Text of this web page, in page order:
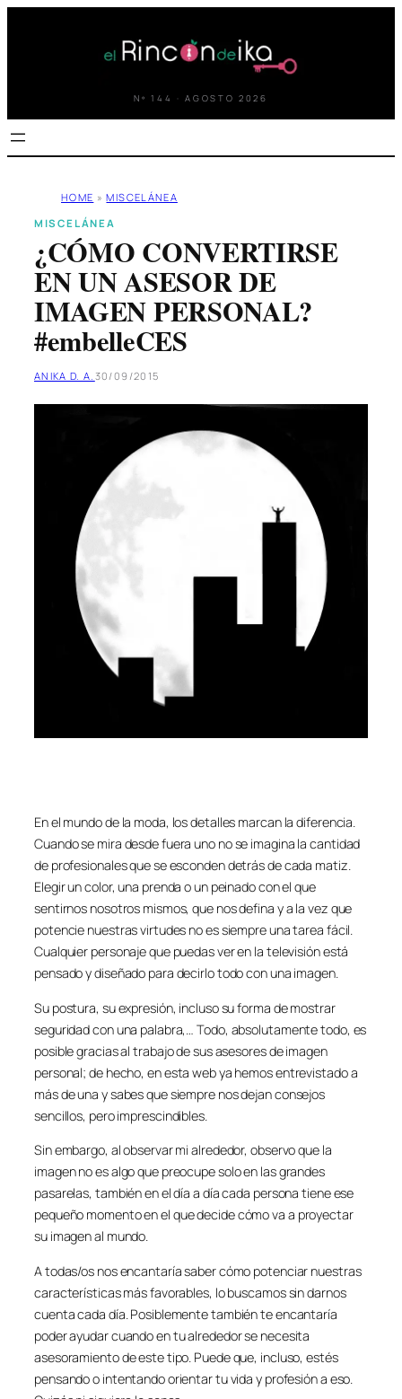
Nº 144 · AGOSTO 2026
HOME » MISCELÁNEA
MISCELÁNEA
¿CÓMO CONVERTIRSE
EN UN ASESOR DE
IMAGEN PERSONAL?
#embelleCES
ANIKA D. A. 30/09/2015
En el mundo de la moda, los detalles marcan la diferencia.
Cuando se mira desde fuera uno no se imagina la cantidad
de profesionales que se esconden detrás de cada matiz.
Elegir un color, una prenda o un peinado con el que
sentirnos nosotros mismos, que nos defina y a la vez que
potencie nuestras virtudes no es siempre una tarea fácil.
Cualquier personaje que puedas ver en la televisión está
pensado y diseñado para decirlo todo con una imagen.
Su postura, su expresión, incluso su forma de mostrar
seguridad con una palabra,… Todo, absolutamente todo, es
posible gracias al trabajo de sus asesores de imagen
personal; de hecho, en esta web ya hemos entrevistado a
más de una y sabes que siempre nos dejan consejos
sencillos, pero imprescindibles.
Sin embargo, al observar mi alrededor, observo que la
imagen no es algo que preocupe solo en las grandes
pasarelas, también en el día a día cada persona tiene ese
pequeño momento en el que decide cómo va a proyectar
su imagen al mundo.
A todas/os nos encantaría saber cómo potenciar nuestras
características más favorables, lo buscamos sin darnos
cuenta cada día. Posiblemente también te encantaría
poder ayudar cuando en tu alrededor se necesita
asesoramiento de este tipo. Puede que, incluso, estés
pensando o intentando orientar tu vida y profesión a eso.